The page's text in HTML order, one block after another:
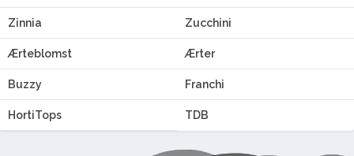
Zinnia Zucchini
Ærteblomst Ærter
Buzzy Franchi
HortiTops TDB